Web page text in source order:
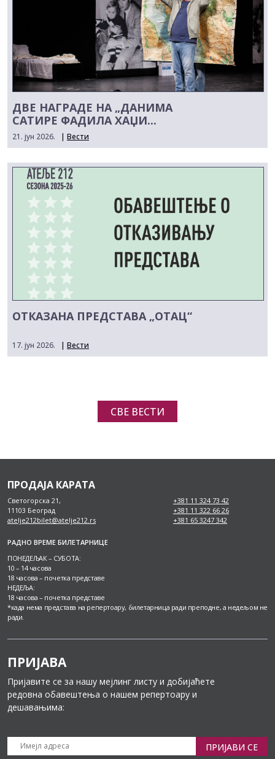
ДВЕ НАГРАДЕ НА „ДАНИМА
САТИРЕ ФАДИЛА ХАЏИ...
21. јун 2026. | Вести
ОТКАЗАНА ПРЕДСТАВА „ОТАЦ“
17. јун 2026. | Вести
СВЕ ВЕСТИ
ПРОДАЈА КАРАТА
Светогорска 21,
11103 Београд
atelje212bilet@atelje212.rs
+381 11 324 73 42
+381 11 322 66 26
+381 65 3247 342
РАДНО ВРЕМЕ БИЛЕТАРНИЦЕ
ПОНЕДЕЉАК – СУБОТА:
10 – 14 часова
18 часова – почетка представе
НЕДЕЉА:
18 часова – почетка представе
*када нема представа на репертоару, билетарница ради преподне, а недељом не
ради.
ПРИЈАВА
Пријавите се за нашу мејлинг листу и добијаћете
редовна обавештења о нашем репертоару и
дешавањима:
ПРИЈАВИ СЕ